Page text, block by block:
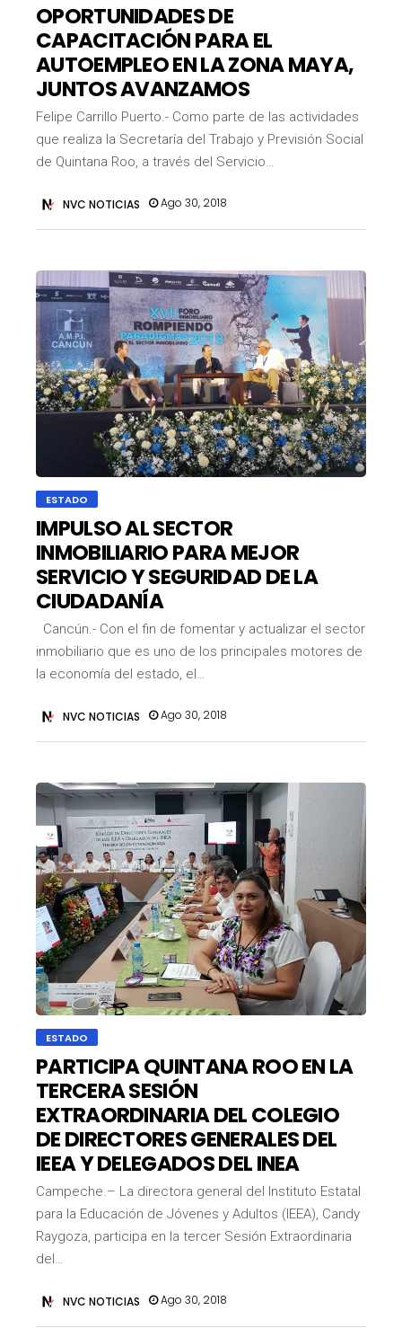
OPORTUNIDADES DE
CAPACITACIÓN PARA EL
AUTOEMPLEO EN LA ZONA MAYA,
JUNTOS AVANZAMOS
Felipe Carrillo Puerto.- Como parte de las actividades
que realiza la Secretaría del Trabajo y Previsión Social
de Quintana Roo, a través del Servicio…
NVC NOTICIAS Ago 30, 2018
ESTADO
IMPULSO AL SECTOR
INMOBILIARIO PARA MEJOR
SERVICIO Y SEGURIDAD DE LA
CIUDADANÍA
Cancún.- Con el fin de fomentar y actualizar el sector
inmobiliario que es uno de los principales motores de
la economía del estado, el…
NVC NOTICIAS Ago 30, 2018
ESTADO
PARTICIPA QUINTANA ROO EN LA
TERCERA SESIÓN
EXTRAORDINARIA DEL COLEGIO
DE DIRECTORES GENERALES DEL
IEEA Y DELEGADOS DEL INEA
Campeche.– La directora general del Instituto Estatal
para la Educación de Jóvenes y Adultos (IEEA), Candy
Raygoza, participa en la tercer Sesión Extraordinaria
del…
NVC NOTICIAS Ago 30, 2018